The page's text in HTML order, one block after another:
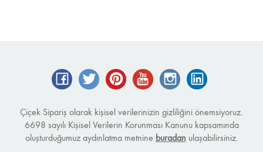
FacebookTwitter Pinterest YouTube Instagram
Çiçek Sipariş olarak kişisel verilerinizin gizliliğini önemsiyoruz.
6698 sayılı Kişisel Verilerin Korunması Kanunu kapsamında
oluşturduğumuz aydınlatma metnine buradan ulaşabilirsiniz.